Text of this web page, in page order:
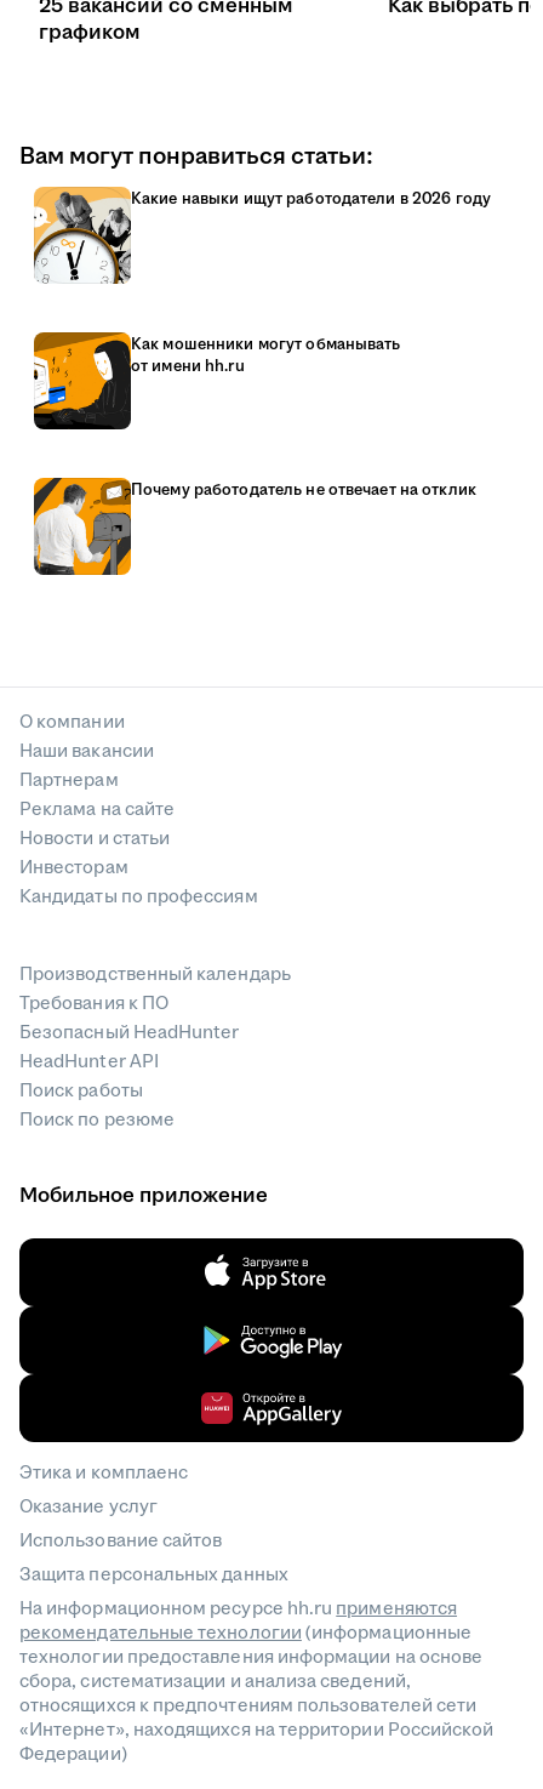
25 вакансий со сменным
графиком
Как выбрать
Вам могут понравиться статьи:
Какие навыки ищут работодатели в 2026 году
Как мошенники могут обманывать
от имени hh.ru
Почему работодатель не отвечает на отклик
О компании
Наши вакансии
Партнерам
Реклама на сайте
Новости и статьи
Инвесторам
Кандидаты по профессиям
Производственный календарь
Требования к ПО
Безопасный HeadHunter
HeadHunter API
Поиск работы
Поиск по резюме
Мобильное приложение
Этика и комплаенс
Оказание услуг
Использование сайтов
Защита персональных данных
На информационном ресурсе hh.ru применяются
рекомендательные технологии(информационные
технологии предоставления информации на основе
сбора, систематизации и анализа сведений,
относящихся к предпочтениям пользователей сети
«Интернет», находящихся на территории Российской
Федерации)